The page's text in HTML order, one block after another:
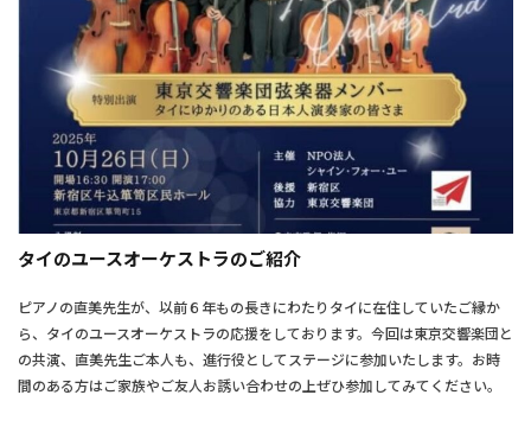
タイのユースオーケストラのご紹介
ピアノの直美先生が、以前６年もの長きにわたりタイに在住していたご縁か
ら、タイのユースオーケストラの応援をしております。今回は東京交響楽団と
の共演、直美先生ご本人も、進行役としてステージに参加いたします。お時
間のある方はご家族やご友人お誘い合わせの上ぜひ参加してみてください。